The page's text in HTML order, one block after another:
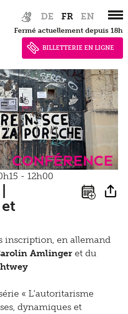
DE FR EN
Fermé actuellement depuis 18h
BILLETTERIE EN LIGNE
Conférence
- 12h00
inscription, en allemand
Amlinger et du
« L’autoritarisme
dynamiques et